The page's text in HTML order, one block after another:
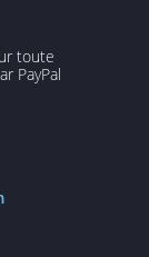
toute
PayPal